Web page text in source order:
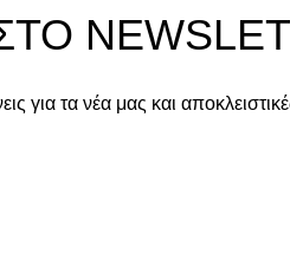
για τα νέα μας και